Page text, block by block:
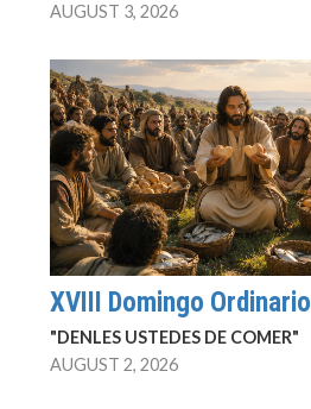
AUGUST 3, 2026
XVIII Domingo Ordinario
"DENLES USTEDES DE COMER"
AUGUST 2, 2026